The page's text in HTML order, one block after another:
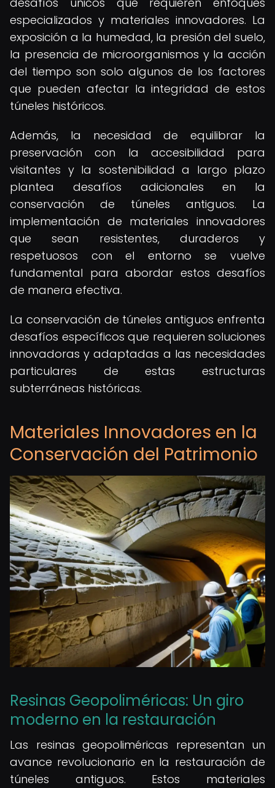
especializados y materiales innovadores. La
exposición a la humedad, la presión del suelo,
la presencia de microorganismos y la acción
del tiempo son solo algunos de los factores
que pueden afectar la integridad de estos
túneles históricos.
Además, la necesidad de equilibrar la
preservación con la accesibilidad para
visitantes y la sostenibilidad a largo plazo
plantea desafíos adicionales en la
conservación de túneles antiguos. La
implementación de materiales innovadores
que sean resistentes, duraderos y
respetuosos con el entorno se vuelve
fundamental para abordar estos desafíos
de manera efectiva.
La conservación de túneles antiguos enfrenta
desafíos específicos que requieren soluciones
innovadoras y adaptadas a las necesidades
particulares de estas estructuras
subterráneas históricas.
Materiales Innovadores en la
Conservación del Patrimonio
Resinas Geopoliméricas: Un giro
moderno en la restauración
Las resinas geopoliméricas representan un
avance revolucionario en la restauración de
túneles antiguos. Estos materiales